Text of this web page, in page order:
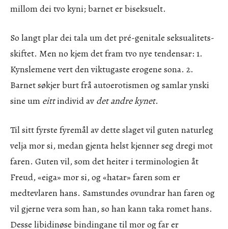
millom dei tvo kyni; barnet er biseksuelt.
So langt plar dei tala um det pré-genitale seksualitets-
skiftet. Men no kjem det fram tvo nye tendensar: 1.
Kynslemene vert den viktugaste erogene sona. 2.
Barnet søkjer burt frå autoerotismen og samlar ynski
sine um eittindivid av det andre kynet.
Til sitt fyrste fyremål av dette slaget vil guten naturleg
velja mor si, medan gjenta helst kjenner seg dregi mot
faren. Guten vil, som det heiter i terminologien åt
Freud, «eiga» mor si, og «hatar» faren som er
medtevlaren hans. Samstundes ovundrar han faren og
vil gjerne vera som han, so han kann taka romet hans.
Desse libidinøse bindingane til mor og far er